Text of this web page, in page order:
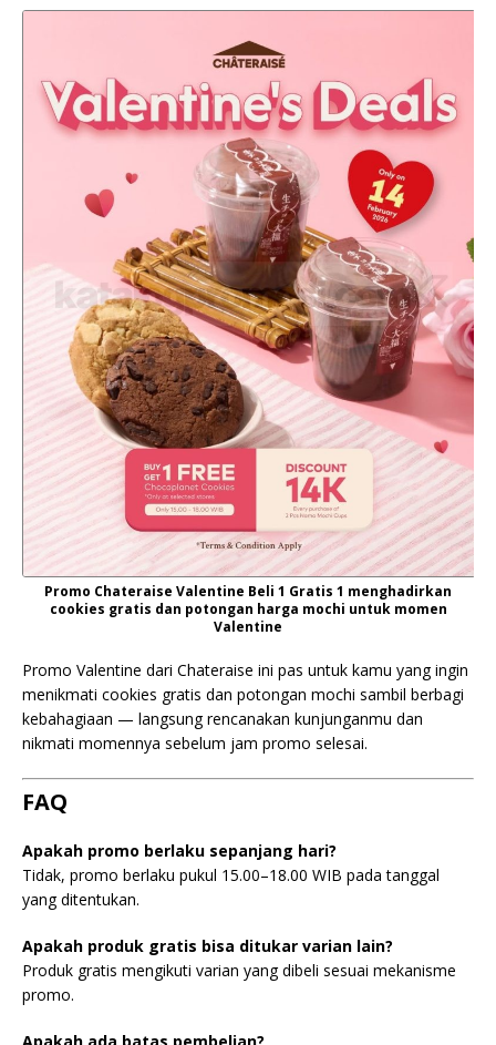
Promo Chateraise Valentine Beli 1 Gratis 1 menghadirkan
cookies gratis dan potongan harga mochi untuk momen
Valentine
Promo Valentine dari Chateraise ini pas untuk kamu yang ingin
menikmati cookies gratis dan potongan mochi sambil berbagi
kebahagiaan — langsung rencanakan kunjunganmu dan
nikmati momennya sebelum jam promo selesai.
FAQ
Apakah promo berlaku sepanjang hari?
Tidak, promo berlaku pukul 15.00–18.00 WIB pada tanggal
yang ditentukan.
Apakah produk gratis bisa ditukar varian lain?
Produk gratis mengikuti varian yang dibeli sesuai mekanisme
promo.